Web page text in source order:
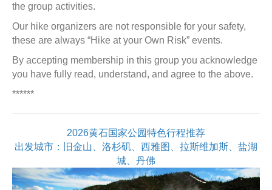
the group activities.
Our hike organizers are not responsible for your safety,
these are always “Hike at your Own Risk” events.
By accepting membership in this group you acknowledge
you have fully read, understand, and agree to the above.
******
2026黄石国家公园特色行程推荐
出发城市：旧金山、洛杉矶、西雅图、拉斯维加斯、盐湖
城、丹佛